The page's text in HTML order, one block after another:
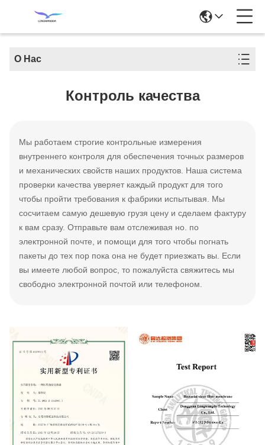
О Нас
Контроль качества
Мы работаем строгие контрольные измерения
внутреннего контроля для обеспечения точных размеров
и механических свойств наших продуктов. Наша система
проверки качества уверяет каждый продукт для того
чтобы пройти требования к фабрики испытывая. Мы
сосчитаем самую дешевую грузя цену и сделаем фактуру
к вам сразу. Отправьте вам отслеживая но. по
электронной почте, и помощи для того чтобы погнать
пакеты до тех пор пока она не будет приезжать вы. Если
вы имеете любой вопрос, то пожалуйста свяжитесь мы
свободно электронной почтой или телефоном.